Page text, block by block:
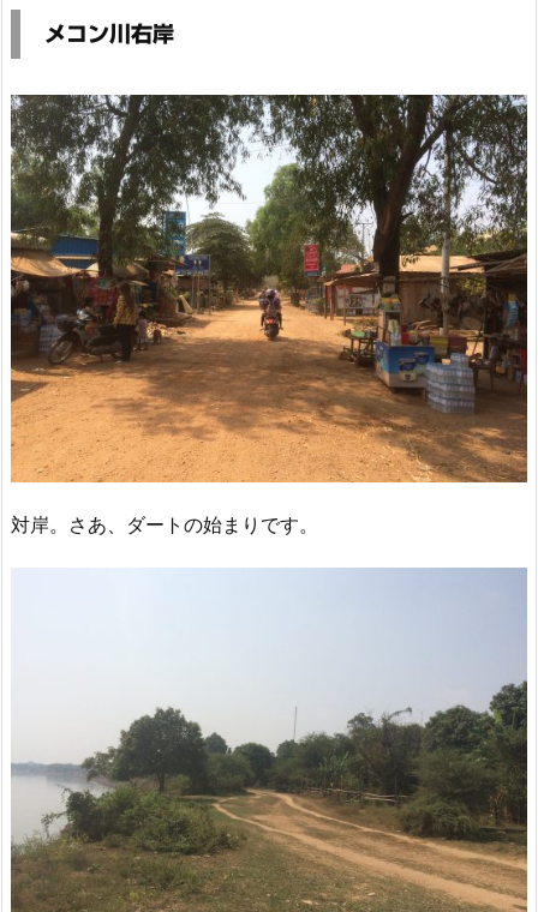
メコン川右岸
対岸。さあ、ダートの始まりです。